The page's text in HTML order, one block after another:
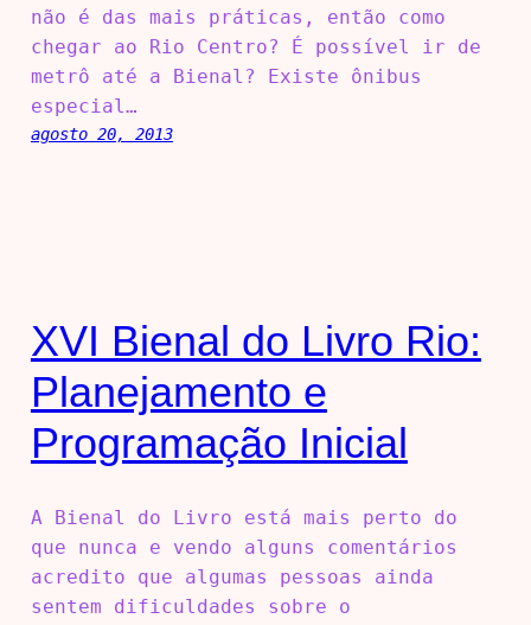
não é das mais práticas, então como
chegar ao Rio Centro? É possível ir de
metrô até a Bienal? Existe ônibus
especial…
agosto 20, 2013
XVI Bienal do Livro Rio:
Planejamento e
Programação Inicial
A Bienal do Livro está mais perto do
que nunca e vendo alguns comentários
acredito que algumas pessoas ainda
sentem dificuldades sobre o